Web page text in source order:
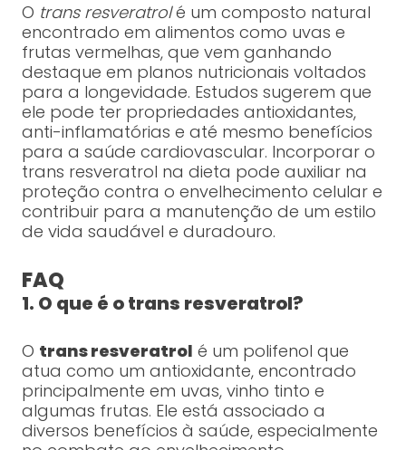
O trans resveratrolé um composto natural
encontrado em alimentos como uvas e
frutas vermelhas, que vem ganhando
destaque em planos nutricionais voltados
para a longevidade. Estudos sugerem que
ele pode ter propriedades antioxidantes,
anti-inflamatórias e até mesmo benefícios
para a saúde cardiovascular. Incorporar o
trans resveratrol na dieta pode auxiliar na
proteção contra o envelhecimento celular e
contribuir para a manutenção de um estilo
de vida saudável e duradouro.
FAQ
1. O que é o trans resveratrol?
O trans resveratrol é um polifenol que
atua como um antioxidante, encontrado
principalmente em uvas, vinho tinto e
algumas frutas. Ele está associado a
diversos benefícios à saúde, especialmente